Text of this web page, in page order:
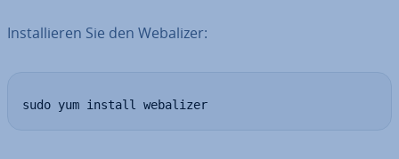
In­stal­lie­ren Sie den Webalizer:
sudo yum install webalizer